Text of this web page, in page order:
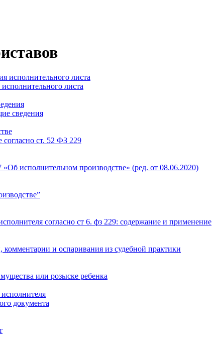
листа
сведения
ст. 52 ФЗ 229
исполнительном производстве» (ред. от 08.06.2020)
согласно ст 6. фз 229: содержание и применение
комментарии и оспаривания из судебной практики
или розыске ребенка
документа